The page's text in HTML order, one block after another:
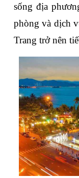
sống địa
phòng và dịch
Trang trở nên